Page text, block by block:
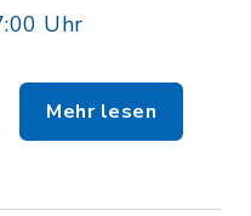
Uhr
Mehr lesen